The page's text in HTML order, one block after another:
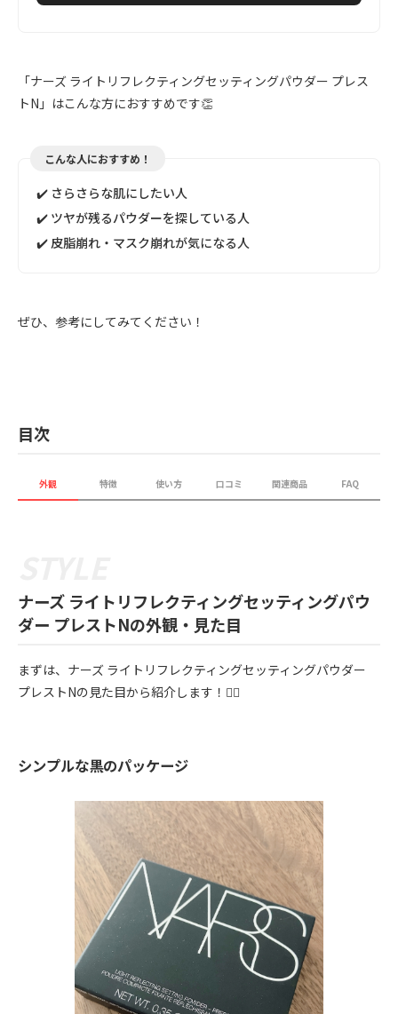
「ナーズ ライトリフレクティングセッティングパウダー プレス
トN」はこんな方におすすめです👏
こんな人におすすめ！
✔️ さらさらな肌にしたい人
✔️ ツヤが残るパウダーを探している人
✔️ 皮脂崩れ・マスク崩れが気になる人
ぜひ、参考にしてみてください！
目次
外観 特徴 使い方 口コミ 関連商品 FAQ
ナーズ ライトリフレクティングセッティングパウ
ダー プレストNの外観・見た目
まずは、ナーズ ライトリフレクティングセッティングパウダー
プレストNの見た目から紹介します！💁‍♀️
シンプルな黒のパッケージ